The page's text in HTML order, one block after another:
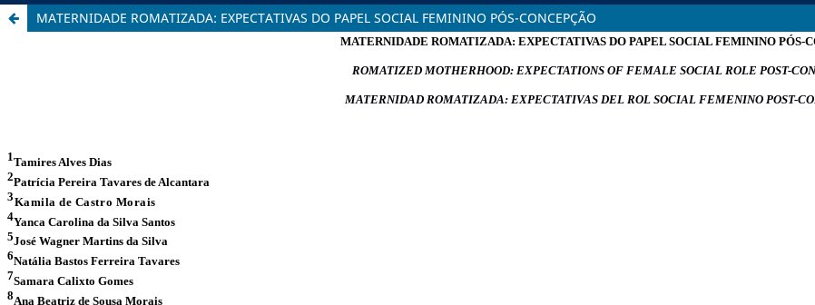
MATERNIDADE ROMATIZADA: EXPECTATIVAS DO PAPEL SOCIAL FEMININO PÓS-CONCEPÇÃO